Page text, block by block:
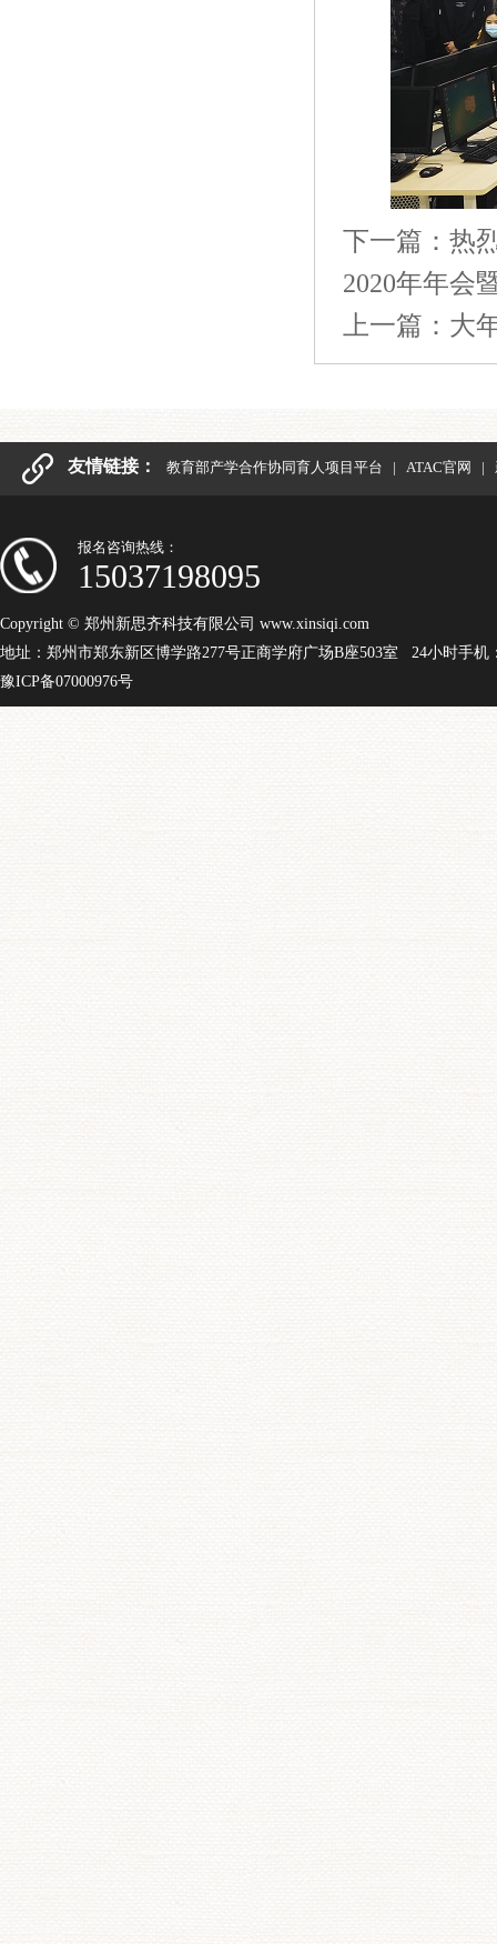
下一篇： 热
2020年年会
上一篇： 大
友情链接： 教育部产学合作协同育人项目平台 | ATAC官网 |
报名咨询热线：
15037198095
Copyright © 郑州新思齐科技有限公司 www.xinsiqi.com
地址：郑州市郑东新区博学路277号正商学府广场B座503室 24小时手机
豫ICP备07000976号